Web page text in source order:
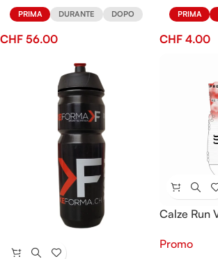
PRIMA DURANTE DOPO
CHF 56.00
PRIMA
CHF 4.00
Calze Run
Promo